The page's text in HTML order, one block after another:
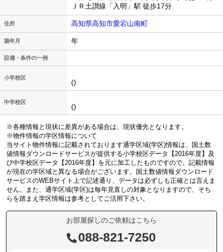
ＪＲ土讃線「入明」駅 徒歩17分
住所 高知県高知市愛宕山南町
築年月 年
設備・条件の一例
小学校区
()
中学校区
()
※各種情報と現状に差異がある場合は、現状優先となります。
※物件情報の学区情報について
当サイト物件情報に記載されております通学区域(学区)情報は、国土数
値情報ダウンロードサービスが提供する小学校区データ【2016年度】及
び中学校区データ【2016年度】を元に加工したものですので、記載情報
が現在の学区域と異なる場合がございます。国土数値情報ダウンロード
サービスのWEBサイト上で記述通り、データは必ずしも正確とは言えま
せん。また、通学区域(学区)は毎年見直しの対象となりますので、そち
らを踏まえ学区情報は参考としてご活用下さい。
お部屋探しのご依頼はこちら
088-821-7250